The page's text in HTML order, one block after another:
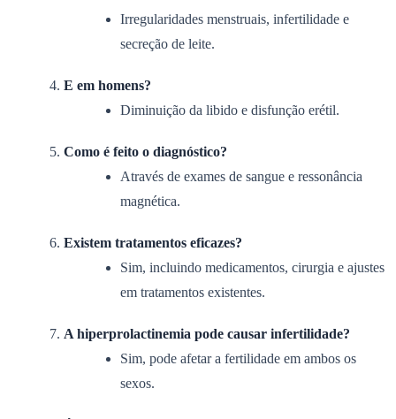
Irregularidades menstruais, infertilidade e
secreção de leite.
E em homens?
Diminuição da libido e disfunção erétil.
Como é feito o diagnóstico?
Através de exames de sangue e ressonância
magnética.
Existem tratamentos eficazes?
Sim, incluindo medicamentos, cirurgia e ajustes
em tratamentos existentes.
A hiperprolactinemia pode causar infertilidade?
Sim, pode afetar a fertilidade em ambos os
sexos.